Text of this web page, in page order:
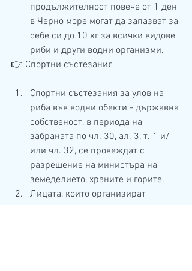
продължителност повече от 1 ден
в Черно море могат да запазват за
себе си до 10 кг за всички видове
риби и други водни организми.
👉 Спортни състезания
Спортни състезания за улов на
риба във водни обекти - държавна
собственост, в периода на
забраната по чл. 30, ал. 3, т. 1 и/
или чл. 32, се провеждат с
разрешение на министъра на
земеделието, храните и горите.
Лицата, които организират